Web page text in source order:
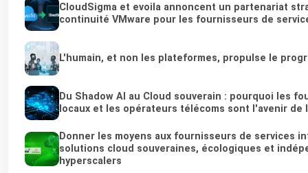
CloudSigma et evoila annoncent un partenariat
continuité VMware pour les fournisseurs de
L'humain, et non les plateformes, propulse le
Du Shadow AI au Cloud souverain : pourquoi les
locaux et les opérateurs télécoms sont l'avenir de
Donner les moyens aux fournisseurs de services
solutions cloud souveraines, écologiques et
hyperscalers